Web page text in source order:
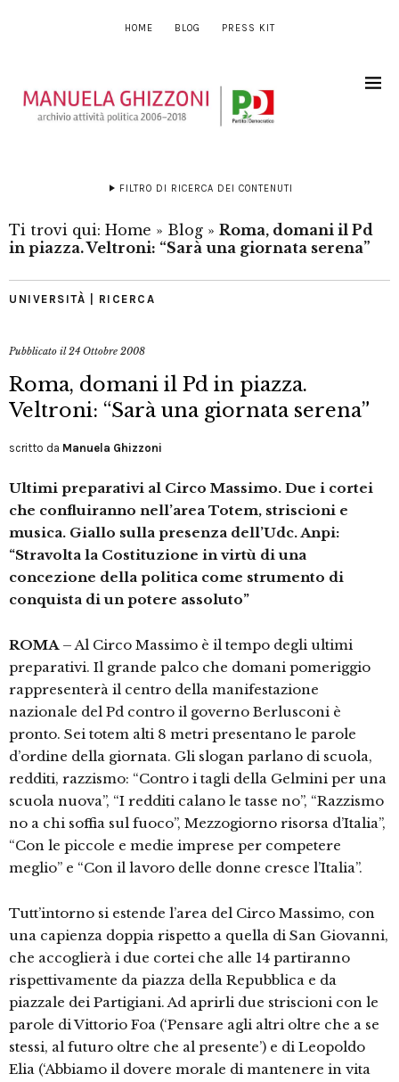
HOME BLOG PRESS KIT
FILTRO DI RICERCA DEI CONTENUTI
Ti trovi qui: Home » Blog » Roma, domani il Pd
in piazza. Veltroni: “Sarà una giornata serena”
UNIVERSITÀ | RICERCA
Pubblicato il24 Ottobre 2008
Roma, domani il Pd in piazza.
Veltroni: “Sarà una giornata serena”
scritto da Manuela Ghizzoni
Ultimi preparativi al Circo Massimo. Due i cortei
che confluiranno nell’area Totem, striscioni e
musica. Giallo sulla presenza dell’Udc.Anpi:
“Stravolta la Costituzione in virtù di una
concezione della politica come strumento di
conquista di un potere assoluto”
ROMA– Al Circo Massimo è il tempo degli ultimi
preparativi. Il grande palco che domani pomeriggio
rappresenterà il centro della manifestazione
nazionale del Pd contro il governo Berlusconi è
pronto. Sei totem alti 8 metri presentano le parole
d’ordine della giornata. Gli slogan parlano di scuola,
redditi, razzismo: “Contro i tagli della Gelmini per una
scuola nuova”, “I redditi calano le tasse no”, “Razzismo
no a chi soffia sul fuoco”, Mezzogiorno risorsa d’Italia”,
“Con le piccole e medie imprese per competere
meglio” e “Con il lavoro delle donne cresce l’Italia”.
Tutt’intorno si estende l’area del Circo Massimo, con
una capienza doppia rispetto a quella di San Giovanni,
che accoglierà i due cortei che alle 14 partiranno
rispettivamente da piazza della Repubblica e da
piazzale dei Partigiani. Ad aprirli due striscioni con le
parole di Vittorio Foa (‘Pensare agli altri oltre che a se
stessi, al futuro oltre che al presente’) e di Leopoldo
Elia (‘Abbiamo il dovere morale di mantenere in vita